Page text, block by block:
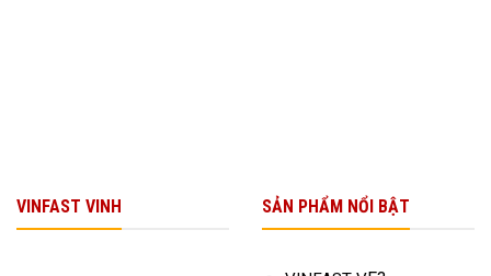
VINFAST VINH SẢN PHẨM NỔI BẬT